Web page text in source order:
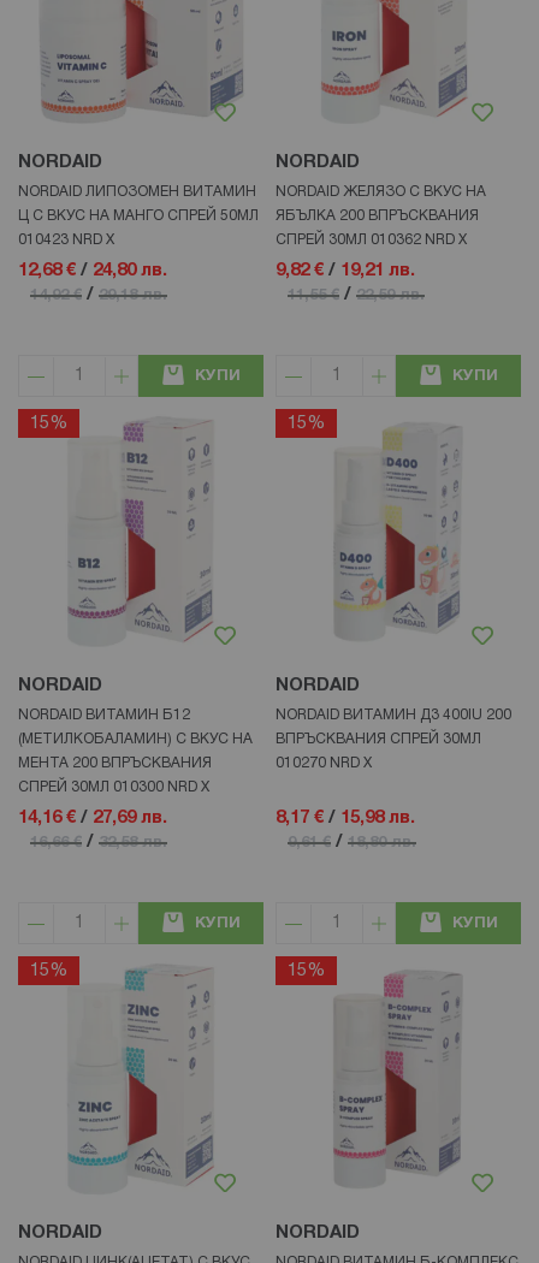
NORDAID
NORDAID ЛИПОЗОМЕН ВИТАМИН
Ц С ВКУС НА МАНГО СПРЕЙ 50МЛ
010423 NRD Х
12,68 € / 24,80 лв.
14,92 € / 29,18 лв.
КУПИ
NORDAID
NORDAID ЖЕЛЯЗО С ВКУС НА
ЯБЪЛКА 200 ВПРЪСКВАНИЯ
СПРЕЙ 30МЛ 010362 NRD X
9,82 € / 19,21 лв.
11,55 € / 22,59 лв.
КУПИ
15%
NORDAID
NORDAID ВИТАМИН Б12
(МЕТИЛКОБАЛАМИН) С ВКУС НА
МЕНТА 200 ВПРЪСКВАНИЯ
СПРЕЙ 30МЛ 010300 NRD Х
14,16 € / 27,69 лв.
16,66 € / 32,58 лв.
КУПИ
15%
NORDAID
NORDAID ВИТАМИН Д3 400IU 200
ВПРЪСКВАНИЯ СПРЕЙ 30МЛ
010270 NRD Х
8,17 € / 15,98 лв.
9,61 € / 18,80 лв.
КУПИ
15%
NORDAID
15%
NORDAID